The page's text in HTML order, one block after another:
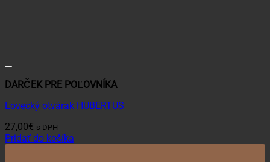
DARČEK PRE POĽOVNÍKA
Lovecký otvárak HUBERTUS
27,00€ s DPH
Pridať do košíka